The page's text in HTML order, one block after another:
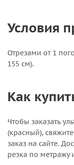
Условия
Отрезами от 1
155 см).
Как
Чтобы заказать
(красный),
заказ на сайте.
резка по метражу